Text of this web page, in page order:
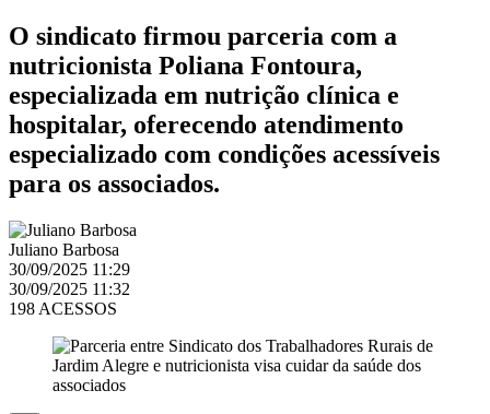
O sindicato firmou parceria com a
nutricionista Poliana Fontoura,
especializada em nutrição clínica e
hospitalar, oferecendo atendimento
especializado com condições acessíveis
para os associados.
Juliano Barbosa
30/09/2025 11:29
30/09/2025 11:32
198 ACESSOS